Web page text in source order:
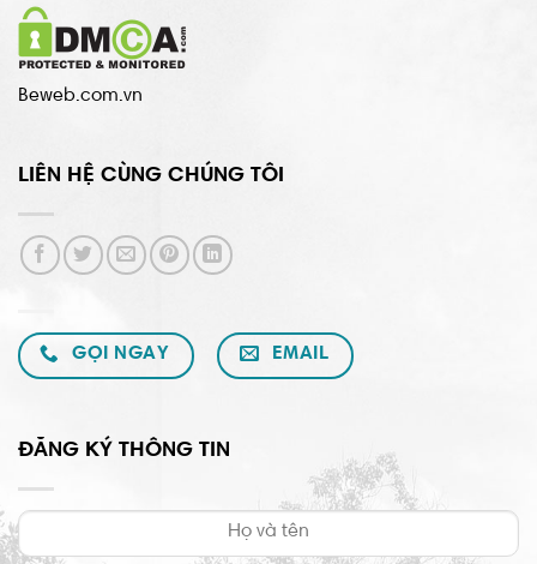
Beweb.com.vn
LIÊN HỆ CÙNG CHÚNG TÔI
GỌI NGAY EMAIL
ĐĂNG KÝ THÔNG TIN